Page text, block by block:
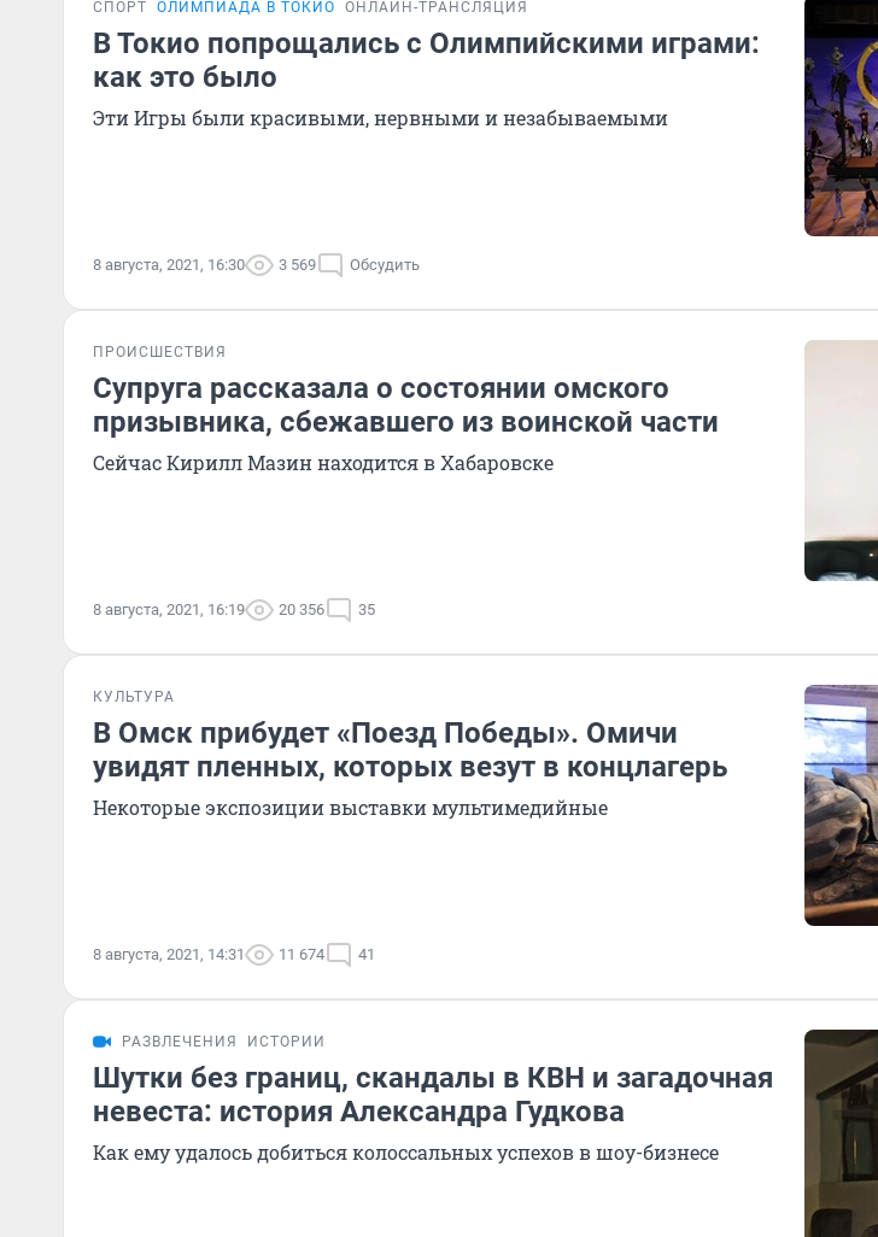
СПОРТ ОЛИМПИАДА В ТОКИО ОНЛАЙН-ТРАНСЛЯЦИЯ
В Токио попрощались с Олимпийскими играми:
как это было
Эти Игры были красивыми, нервными и незабываемыми
8 августа, 2021, 16:30 3 569 Обсудить
ПРОИСШЕСТВИЯ
Супруга рассказала о состоянии омского
призывника, сбежавшего из воинской части
Сейчас Кирилл Мазин находится в Хабаровске
8 августа, 2021, 16:19 20 356 35
КУЛЬТУРА
В Омск прибудет «Поезд Победы». Омичи
увидят пленных, которых везут в концлагерь
Некоторые экспозиции выставки мультимедийные
8 августа, 2021, 14:31 11 674 41
РАЗВЛЕЧЕНИЯ ИСТОРИИ
Шутки без границ, скандалы в КВН и загадочная
невеста: история Александра Гудкова
Как ему удалось добиться колоссальных успехов в шоу-бизнесе